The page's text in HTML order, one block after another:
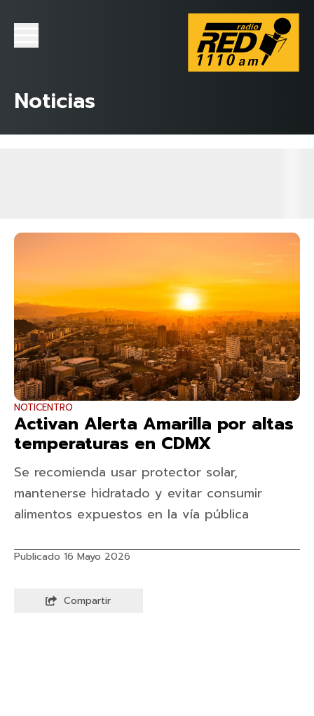
Noticias
NOTICENTRO
Activan Alerta Amarilla por altas
temperaturas en CDMX
Se recomienda usar protector solar,
mantenerse hidratado y evitar consumir
alimentos expuestos en la vía pública
Publicado 16 Mayo 2026
Compartir